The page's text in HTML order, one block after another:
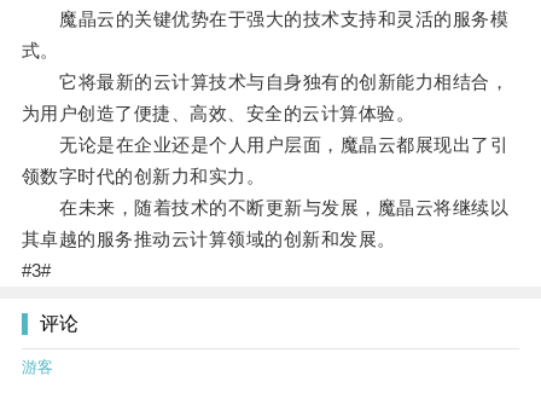
魔晶云的关键优势在于强大的技术支持和灵活的服务模
式。
它将最新的云计算技术与自身独有的创新能力相结合，
为用户创造了便捷、高效、安全的云计算体验。
无论是在企业还是个人用户层面，魔晶云都展现出了引
领数字时代的创新力和实力。
在未来，随着技术的不断更新与发展，魔晶云将继续以
其卓越的服务推动云计算领域的创新和发展。
#3#
评论
游客